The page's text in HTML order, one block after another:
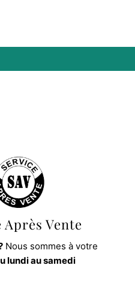
Après Vente
Nous sommes à votre
lundi au samedi